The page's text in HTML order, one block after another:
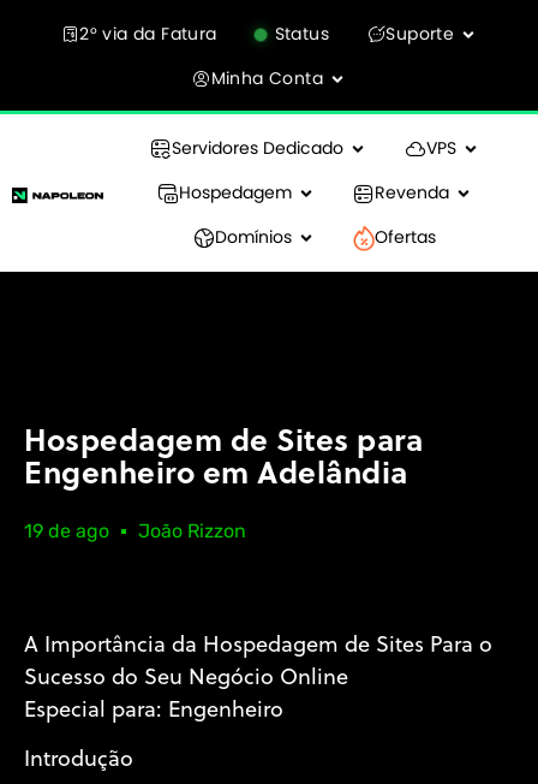
2° via da Fatura Status
Suporte
Minha Conta
Servidores Dedicado
VPS
Hospedagem
Revenda
Domínios
Ofertas
Hospedagem de Sites para
Engenheiro em Adelândia
19 de ago João Rizzon
A Importância da Hospedagem de Sites Para o
Sucesso do Seu Negócio Online
Especial para: Engenheiro
Introdução